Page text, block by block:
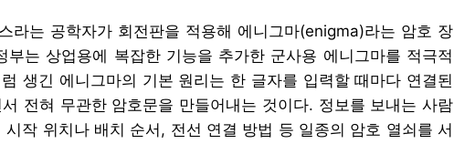
라는 공학자가 회전판을 적용해 에니그마(enigma)라는 암호 장
부는 상업용에 복잡한 기능을 추가한 군사용 에니그마를 적극적
생긴 에니그마의 기본 원리는 한 글자를 입력할 때마다 연결된
전혀 무관한 암호문을 만들어내는 것이다. 정보를 보내는 사람
작 위치나 배치 순서, 전선 연결 방법 등 일종의 암호 열쇠를 서